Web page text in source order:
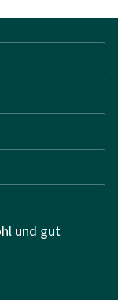
und gut